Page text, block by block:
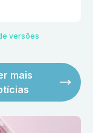
versões
mais